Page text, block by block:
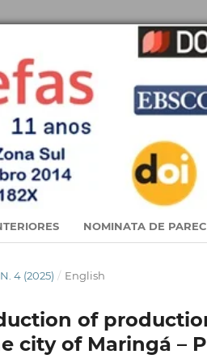
NOMINATA DE
N. 4 (2025) / English
of
city of Maringá –